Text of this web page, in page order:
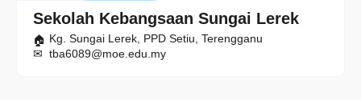
Sekolah Kebangsaan Sungai Lerek
Kg. Sungai Lerek, PPD Setiu, Terengganu
tba6089@moe.edu.my